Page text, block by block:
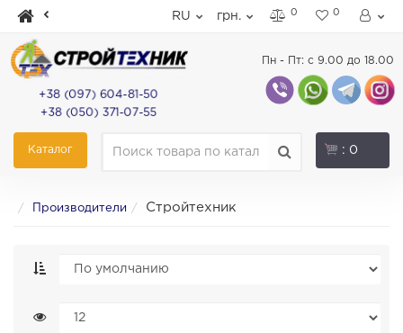
RU грн. 0 0
+38 (097) 604-81-50
+38 (050) 371-07-55
Пн - Пт: с 9.00 до 18.00
Каталог : 0
Производители Стройтехник